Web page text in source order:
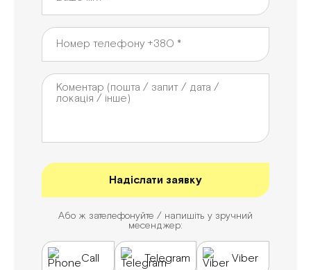
Або ж зателефонуйте / напишіть у зручний
месенджер:
Call Telegram Viber